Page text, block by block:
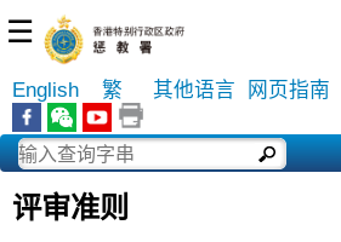
☰
English 繁 其他语言 网页指南
评审准则